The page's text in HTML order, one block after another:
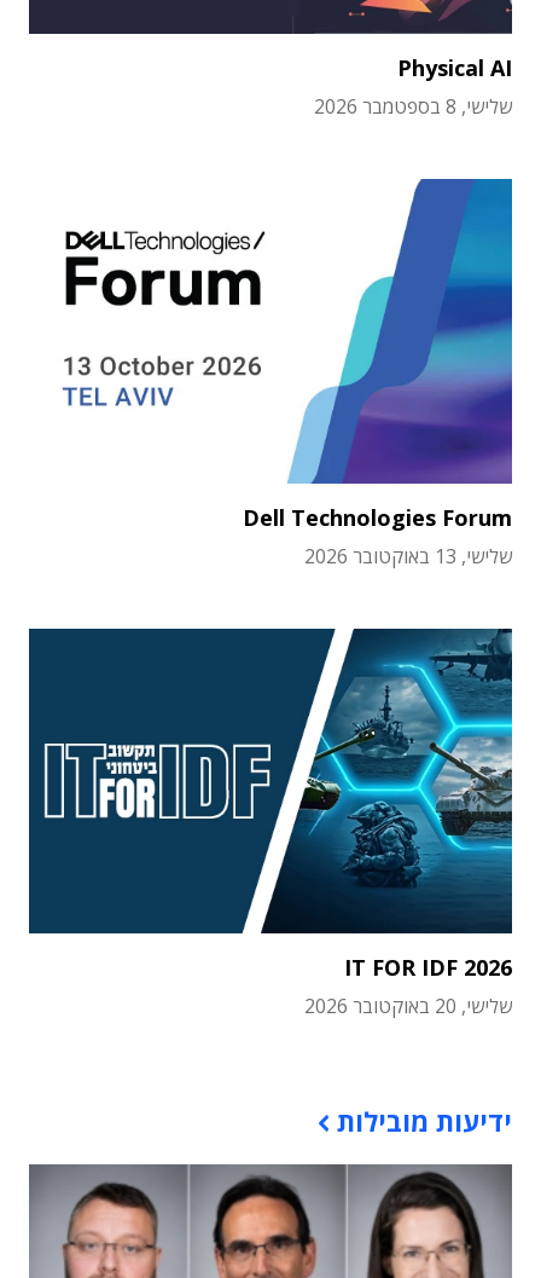
Physical AI
שלישי, 8 בספטמבר 2026
Dell Technologies Forum
שלישי, 13 באוקטובר 2026
IT FOR IDF 2026
שלישי, 20 באוקטובר 2026
ידיעות מובילות